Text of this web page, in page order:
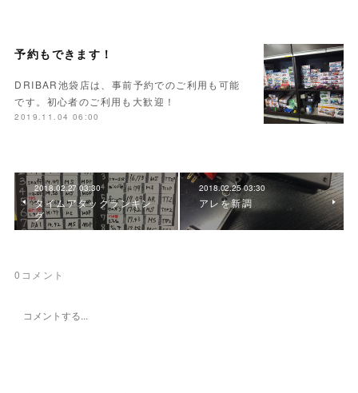
予約もできます！
DRIBAR池袋店は、事前予約でのご利用も可能
です。初心者のご利用も大歓迎！
2019.11.04 06:00
2018.02.27 03:30
タイムアタックランキン
グ
2018.02.25 03:30
アレを新調
0 コメント